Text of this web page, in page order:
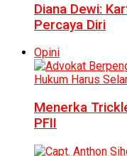
Diana Dewi:
Percaya Diri
Opini
Menerka
PFII